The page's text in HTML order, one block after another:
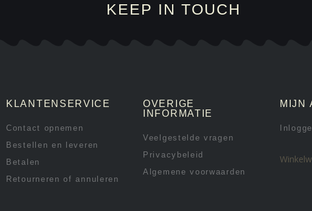
KEEP IN TOUCH
KLANTENSERVICE
Contact opnemen
Bestellen en leveren
Betalen
Retourneren of annuleren
OVERIGE
INFORMATIE
Veelgestelde vragen
Privacybeleid
Algemene voorwaarden
MIJN